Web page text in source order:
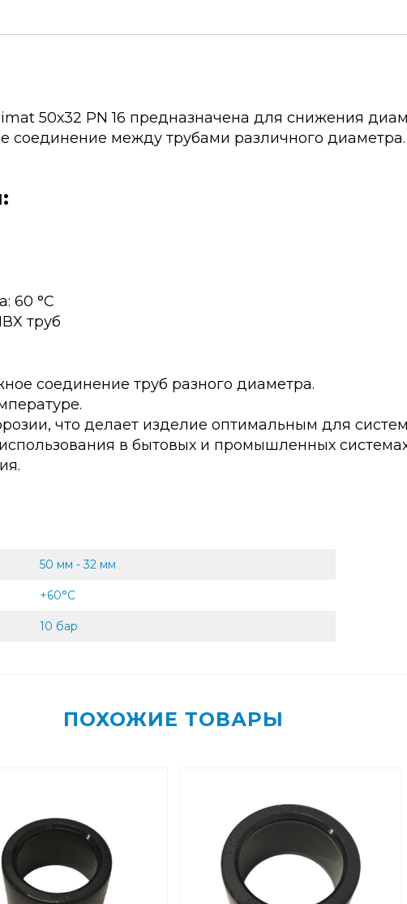
50х32 PN 16 предназначена для снижения
соединение между трубами различного
60 °С
труб
соединение труб разного диаметра.
что делает изделие оптимальным для
в бытовых и промышленных
50 мм - 32 мм
+60°С
10 бар
ПОХОЖИЕ ТОВАРЫ